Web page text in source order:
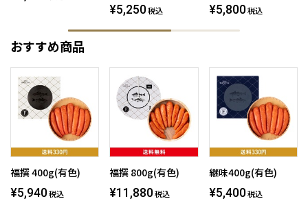
¥5,250 税込 ¥5,800 税込
おすすめ商品
福撰 400g(有色)
¥5,940 税込
福撰 800g(有色)
¥11,880 税込
継味400g(有色)
¥5,400 税込